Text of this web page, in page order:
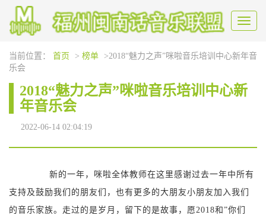
Toggle
当前位置： 首页 > 榜单
>2018“魅力之声”咪啦音乐培训中心新年音
乐会
2018“魅力之声”咪啦音乐培训中心新
年音乐会
2022-06-14 02:04:19
新的一年，咪啦全体教师在这里感谢过去一年中所有
支持及鼓励我们的朋友们，也有更多的大朋友小朋友加入我们
的音乐家族。走过的是岁月，留下的是故事，愿2018和”你们